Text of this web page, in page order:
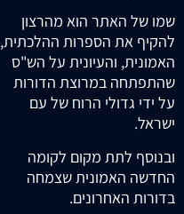
שמו של האתר הוא מהרצון
להקיף את הספרות ההלכתית,
האמונית, והעיונית על הש"ס
שהתפתחה במרוצת הדורות
על ידי גדולי הרוח של עם
ישראל.
ובנוסף לתת מקום לקומה
החדשה האמונית שצמחה
בדורות האחרונים.